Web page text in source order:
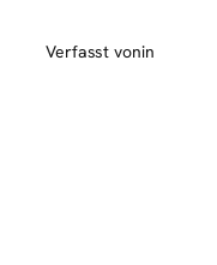
Verfasst vonin